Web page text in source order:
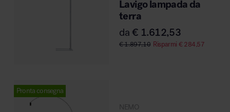
MillerKnoll
Lavigo lampada da
terra
da€ 1.612,53
€1.897,10 Risparmi € 284,57
Pronta consegna
NEMO